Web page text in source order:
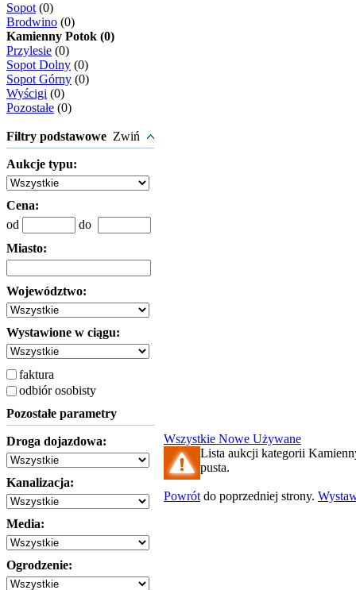
Sopot (0)
Brodwino (0)
Kamienny Potok (0)
Przylesie (0)
Sopot Dolny (0)
Sopot Górny (0)
Wyścigi (0)
Pozostałe (0)
Filtry podstawowe Zwiń
Aukcje typu:
Cena:
od
do
Miasto:
Województwo:
Wystawione w ciągu:
faktura
odbiór osobisty
Pozostałe parametry
Droga dojazdowa:
Kanalizacja:
Media:
Ogrodzenie:
Wszystkie Nowe Używane
Lista aukcji kategorii
pusta.
Powrót do poprzedniej strony.